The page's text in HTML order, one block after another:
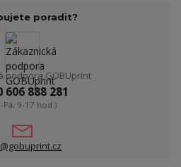
poradit?
podpora GOBUprint
606 888 281
Pá, 9-17 hod.)